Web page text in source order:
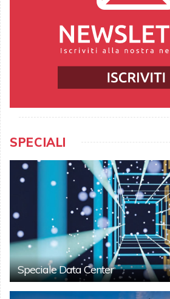
SPECIALI
Speciale Data Center